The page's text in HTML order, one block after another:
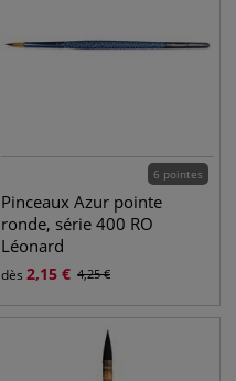
6 pointes
Pinceaux Azur pointe
ronde, série 400 RO
Léonard
dès 2,15 € 4,25€